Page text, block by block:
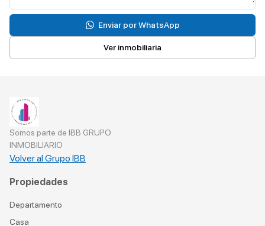
Enviar por WhatsApp
Ver inmobiliaria
Somos parte de IBB GRUPO
INMOBILIARIO
Volver al Grupo IBB
Propiedades
Departamento
Casa